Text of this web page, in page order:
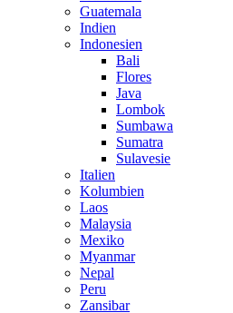
Guatemala
Indien
Indonesien
Bali
Flores
Java
Lombok
Sumbawa
Sumatra
Sulavesie
Italien
Kolumbien
Laos
Malaysia
Mexiko
Myanmar
Nepal
Peru
Zansibar